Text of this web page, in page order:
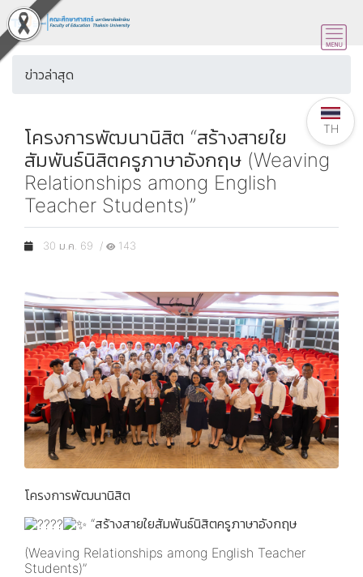
ข่าวล่าสุด
โครงการพัฒนานิสิต “สร้างสายใย
สัมพันธ์นิสิตครูภาษาอังกฤษ (Weaving
Relationships among English
Teacher Students)”
30 ม.ค. 69 / 143
โครงการพัฒนานิสิต
“สร้างสายใยสัมพันธ์นิสิตครูภาษาอังกฤษ
(Weaving Relationships among English Teacher
Students)”
TH